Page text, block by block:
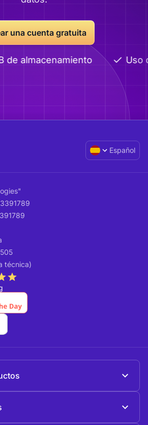
una cuenta gratuita
de almacenamiento Uso
Español
técnica)